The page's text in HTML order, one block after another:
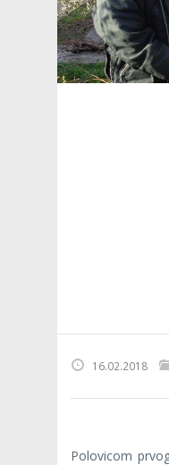
16.02.2018
Polovicom